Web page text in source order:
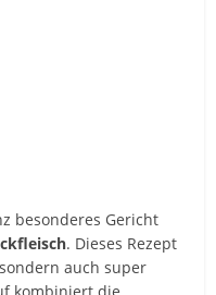
besonderes Gericht
. Dieses Rezept
auch super